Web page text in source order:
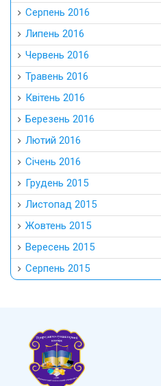
Серпень 2016
Липень 2016
Червень 2016
Травень 2016
Квітень 2016
Березень 2016
Лютий 2016
Січень 2016
Грудень 2015
Листопад 2015
Жовтень 2015
Вересень 2015
Серпень 2015